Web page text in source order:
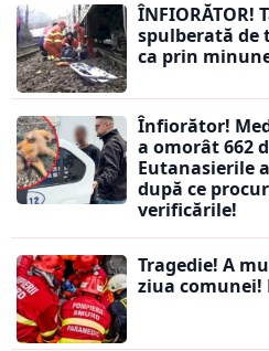
ÎNFIORĂTOR!
spulberată de
ca prin
Înfiorător!
a omorât 662
Eutanasierile
după ce
verificările!
Tragedie! A
ziua